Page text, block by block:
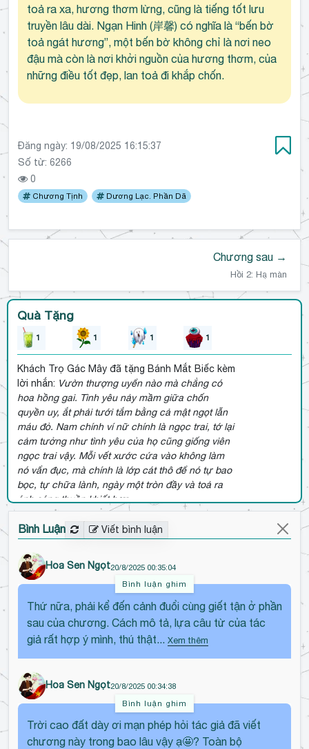
toả ra xa, hương thơm lừng, cũng là tiếng tốt lưu
truyền lâu dài. Ngạn Hinh (岸馨) có nghĩa là “bến bờ
toả ngát hương”, một bến bờ không chỉ là nơi neo
đậu mà còn là nơi khởi nguồn của hương thơm, của
những điều tốt đẹp, lan toả đi khắp chốn.
Đăng ngày: 19/08/2025 16:15:37
Số từ: 6266
0
Chương Tịnh Dương Lạc. Phần Dã
Chương sau →
Hồi 2: Hạ màn
Quà Tặng
1 1 1 1
Khách Trọ Gác Mây đã tặng Bánh Mắt Biếc kèm
lời nhắn: Vườn thượng uyển nào mà chẳng có
hoa hồng gai. Tình yêu nảy mầm giữa chốn
quyền uy, ắt phải tưới tắm bằng cả mật ngọt lẫn
máu đỏ. Nam chính ví nữ chính là ngọc trai, tớ lại
cảm tưởng như tình yêu của họ cũng giống viên
ngọc trai vậy. Mỗi vết xước cứa vào không làm
nó vẩn đục, mà chính là lớp cát thô để nó tự bao
bọc, tự chữa lành, ngày một tròn đầy và toả ra
ánh sáng thuần khiết hơn.
2025-09-28 13:03:26
Tuần Giao đã tặng Kẹo Hớp Hồn
Y Y đã tặng Hoa hướng dương Không Hạt kèm
lời nhắn:
yourself and hope you find your spark again.
2025-08-28 06:37:57
Mặc Hương đã tặng Nước mía Không Đường
2025-08-27 00:11:04
Bình Luận Viết bình luận
Hoa Sen Ngọt20/8/2025 00:35:04
Bình luận ghim
Thứ nữa, phải kể đến cảnh đuổi cùng giết tận ở phần
sau của chương. Cách mô tả, lựa câu từ của tác
giả rất hợp ý mình, thú thật...
Xem thêm
Hoa Sen Ngọt20/8/2025 00:34:38
Bình luận ghim
Trời cao đất dày ơi mạn phép hỏi tác giả đã viết
chương này trong bao lâu vậy ạ🤩? Toàn bộ